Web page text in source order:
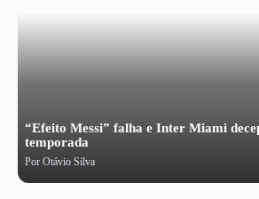
“Efeito Messi” falha e Inter Miami
temporada
PorOtávio Silva